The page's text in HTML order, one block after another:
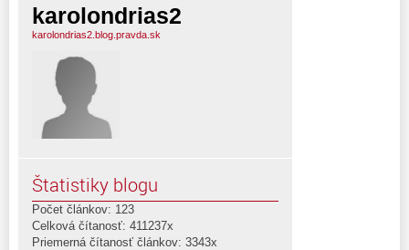
karolondrias2
karolondrias2.blog.pravda.sk
Štatistiky blogu
Počet článkov: 123
Celková čítanosť: 411237x
Priemerná čítanosť článkov: 3343x